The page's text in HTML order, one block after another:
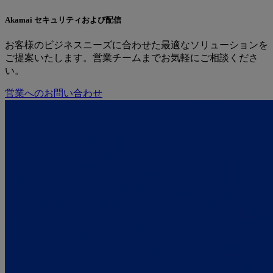
Akamai セキュリティおよび配信
お客様のビジネスニーズに合わせた最適なソリューションを
ご提案いたします。営業チームまでお気軽にご相談くださ
い。
営業へのお問い合わせ